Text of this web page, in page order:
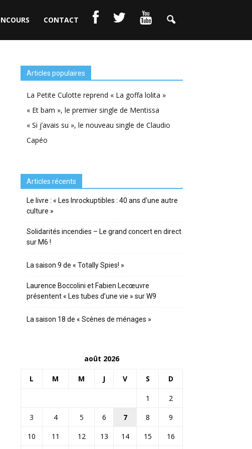
CONTACT
Articles populaires
La Petite Culotte reprend « La goffa lolita »
« Et bam », le premier single de Mentissa
« Si j’avais su », le nouveau single de Claudio
Capéo
Articles récents
Le livre : « Les Inrockuptibles : 40 ans d’une autre
culture »
Solidarités incendies – Le grand concert en direct
sur M6 !
La saison 9 de « Totally Spies! »
Laurence Boccolini et Fabien Lecœuvre
présentent « Les tubes d’une vie » sur W9
La saison 18 de « Scènes de ménages »
août 2026
L M M J V S D
1
2
3
4 5 6 7 8
9
10
11 12 13 14 15 16